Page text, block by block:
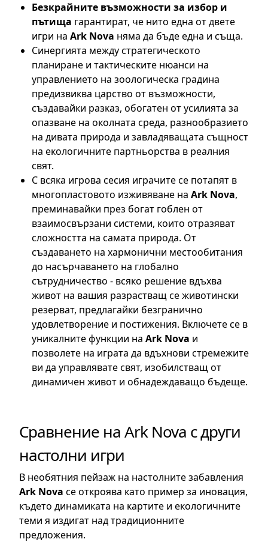
Безкрайните възможности за избор и
пътища гарантират, че нито една от двете
игри на Ark Nova няма да бъде една и съща.
Синергията между стратегическото
планиране и тактическите нюанси на
управлението на зоологическа градина
предизвиква царство от възможности,
създавайки разказ, обогатен от усилията за
опазване на околната среда, разнообразието
на дивата природа и завладяващата същност
на екологичните партньорства в реалния
свят.
С всяка игрова сесия играчите се потапят в
многопластовото изживяване на Ark Nova,
преминавайки през богат гоблен от
взаимосвързани системи, които отразяват
сложността на самата природа. От
създаването на хармонични местообитания
до насърчаването на глобално
сътрудничество - всяко решение вдъхва
живот на вашия разрастващ се животински
резерват, предлагайки безгранично
удовлетворение и постижения. Включете се в
уникалните функции на Ark Nova и
позволете на играта да вдъхнови стремежите
ви да управлявате свят, изобилстващ от
динамичен живот и обнадеждаващо бъдеще.
Сравнение на Ark Nova с други
настолни игри
В необятния пейзаж на настолните забавления
Ark Nova се откроява като пример за иновация,
където динамиката на картите и екологичните
теми я издигат над традиционните
предложения.